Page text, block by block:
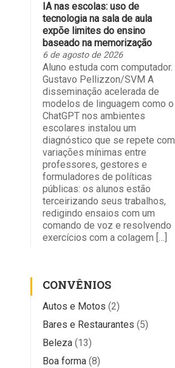
IA nas escolas: uso de
tecnologia na sala de aula
expõe limites do ensino
baseado na memorização
6 de agosto de 2026
Aluno estuda com computador.
Gustavo Pellizzon/SVM A
disseminação acelerada de
modelos de linguagem como o
ChatGPT nos ambientes
escolares instalou um
diagnóstico que se repete com
variações mínimas entre
professores, gestores e
formuladores de políticas
públicas: os alunos estão
terceirizando seus trabalhos,
redigindo ensaios com um
comando de voz e resolvendo
exercícios com a colagem […]
CONVÊNIOS
Autos e Motos (2)
Bares e Restaurantes (5)
Beleza(13)
Boa forma(8)